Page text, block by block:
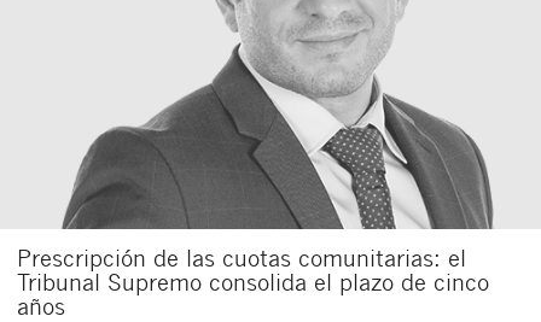
Prescripción de las cuotas comunitarias: el
Tribunal Supremo consolida el plazo de cinco
años